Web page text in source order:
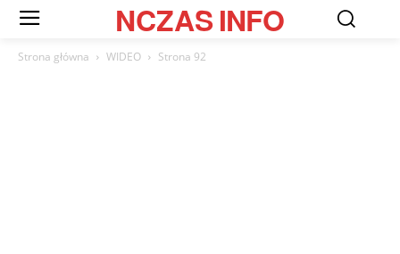
NCZASINFO
Strona główna WIDEO Strona 92